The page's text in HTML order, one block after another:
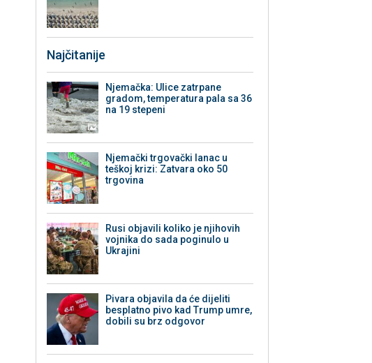
Najčitanije
Njemačka: Ulice zatrpane
gradom, temperatura pala sa 36
na 19 stepeni
Njemački trgovački lanac u
teškoj krizi: Zatvara oko 50
trgovina
Rusi objavili koliko je njihovih
vojnika do sada poginulo u
Ukrajini
Pivara objavila da će dijeliti
besplatno pivo kad Trump umre,
dobili su brz odgovor